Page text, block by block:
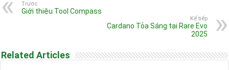
Trước
Giới thiệu Tool Compass
Kế tiếp
Cardano Tỏa Sáng tại Rare Evo
2025
Related Articles